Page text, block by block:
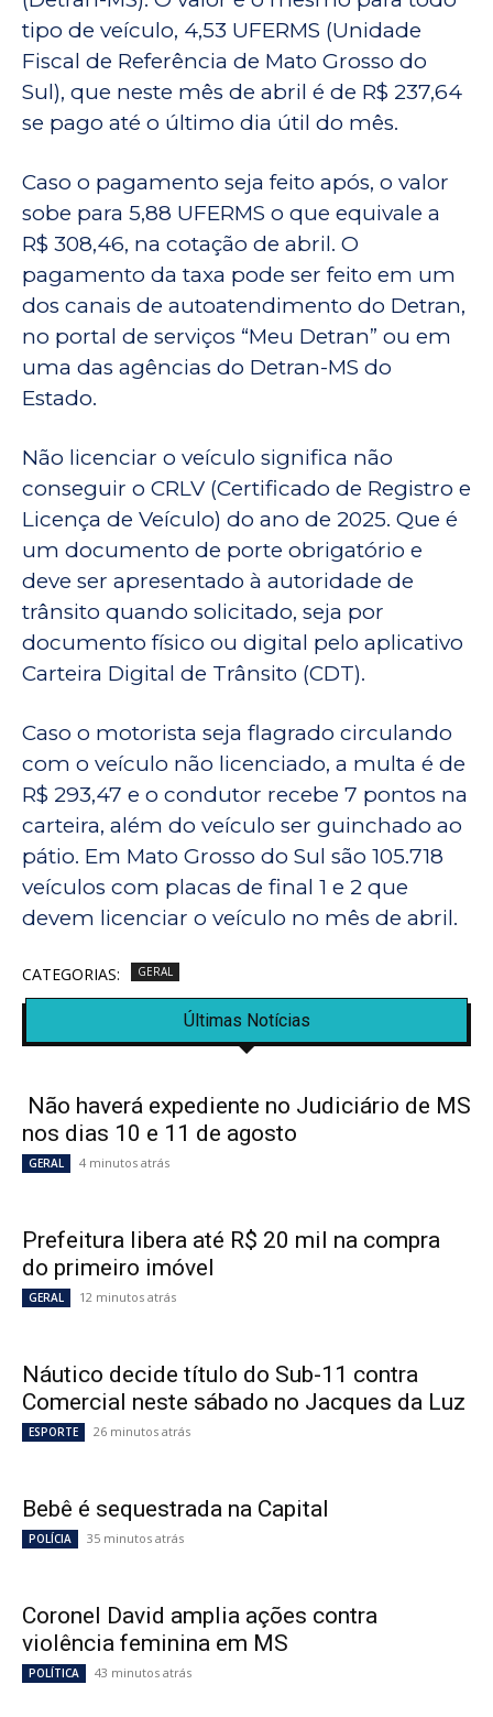
tipo de veículo, 4,53 UFERMS (Unidade
Fiscal de Referência de Mato Grosso do
Sul), que neste mês de abril é de R$ 237,64
se pago até o último dia útil do mês.
Caso o pagamento seja feito após, o valor
sobe para 5,88 UFERMS o que equivale a
R$ 308,46, na cotação de abril. O
pagamento da taxa pode ser feito em um
dos canais de autoatendimento do Detran,
no portal de serviços “Meu Detran” ou em
uma das agências do Detran-MS do
Estado.
Não licenciar o veículo significa não
conseguir o CRLV (Certificado de Registro e
Licença de Veículo) do ano de 2025. Que é
um documento de porte obrigatório e
deve ser apresentado à autoridade de
trânsito quando solicitado, seja por
documento físico ou digital pelo aplicativo
Carteira Digital de Trânsito (CDT).
Caso o motorista seja flagrado circulando
com o veículo não licenciado, a multa é de
R$ 293,47 e o condutor recebe 7 pontos na
carteira, além do veículo ser guinchado ao
pátio. Em Mato Grosso do Sul são 105.718
veículos com placas de final 1 e 2 que
devem licenciar o veículo no mês de abril.
CATEGORIAS: GERAL
Últimas Notícias
Não haverá expediente no Judiciário de MS
nos dias 10 e 11 de agosto
GERAL 4 minutos atrás
Prefeitura libera até R$ 20 mil na compra
do primeiro imóvel
GERAL 12 minutos atrás
Náutico decide título do Sub-11 contra
Comercial neste sábado no Jacques da Luz
ESPORTE 26 minutos atrás
Bebê é sequestrada na Capital
POLÍCIA 35 minutos atrás
Coronel David amplia ações contra
violência feminina em MS
POLÍTICA 43 minutos atrás